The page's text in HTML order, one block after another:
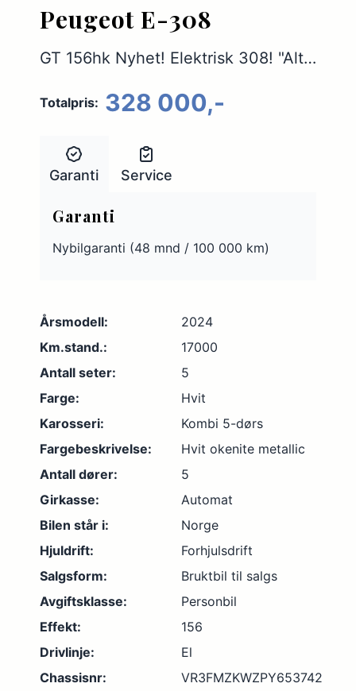
Peugeot E-308
GT 156hk Nyhet! Elektrisk 308! "Alt utstyr", Demobil
Totalpris: 328 000,-
Garanti Service
Garanti
Nybilgaranti (48 mnd / 100 000 km)
Årsmodell:
2024
Km.stand.:
17000
Antall seter:
5
Farge:
Hvit
Karosseri:
Kombi 5-dørs
Fargebeskrivelse:
Hvit okenite metallic
Antall dører:
5
Girkasse:
Automat
Bilen står i:
Norge
Hjuldrift:
Forhjulsdrift
Salgsform:
Bruktbil til salgs
Avgiftsklasse:
Personbil
Effekt:
156
Drivlinje:
El
Chassisnr:
VR3FMZKWZPY653742